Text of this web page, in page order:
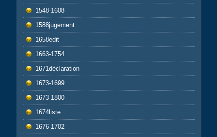
1548-1608
1588jugement
1658edit
1663-1754
1671déclaration
1673-1699
1673-1800
1674liste
1676-1702